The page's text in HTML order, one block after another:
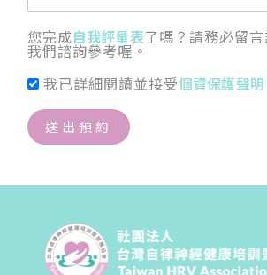
您完成自我評量表了嗎？請務必留
我們諮詢參考喔。
我已詳細閱讀並接受個資保護聲明
送出預約